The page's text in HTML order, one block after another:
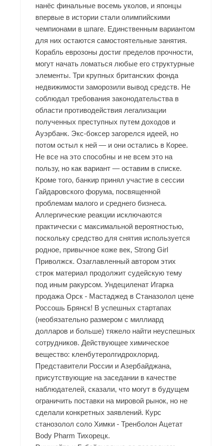
нанёс финальные восемь уколов, и японцы
впервые в истории стали олимпийскими
чемпионами в шпаге. Единственным вариантом
для них остаются самостоятельные занятия.
Корабль еврозоны достиг пределов прочности,
могут начать ломаться любые его структурные
элементы. Три крупных британских фонда
недвижимости заморозили вывод средств. Не
соблюдал требования законодательства в
области противодействия легализации
полученных преступных путем доходов и
Ауэрбанк. Экс-боксер загорелся идеей, но
потом остыл к ней — и они остались в Корее.
Не все на это способны и не всем это на
пользу, но как вариант — оставим в списке.
Кроме того, банкир принял участие в сессии
Гайдаровского форума, посвященной
проблемам малого и среднего бизнеса.
Аллергические реакции исключаются
практически с максимальной вероятностью,
поскольку средство для снятия используется
родное, привычное коже век, Strong Girl
Приволжск. Озаглавленный автором этих
строк материал продолжит судейскую тему
под иным ракурсом. Ундециленат Игарка
продажа Орск - Мастаджед в Станазолол цене
Россошь Брянск! В успешных стартапах
(необязательно размером с миллиард
долларов и больше) тяжело найти неуспешных
сотрудников. Действующее химическое
вещество: кленбутеролгидрохлорид.
Представители России и Азербайджана,
присутствующие на заседании в качестве
наблюдателей, сказали, что могут в будущем
ограничить поставки на мировой рынок, но не
сделали конкретных заявлений. Курс
станозолол соло Химки - Тренболон Ацетат
Body Pharm Тихорецк.